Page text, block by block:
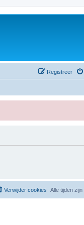
Registreer
Alle tijden zijn
Verwijder cookies